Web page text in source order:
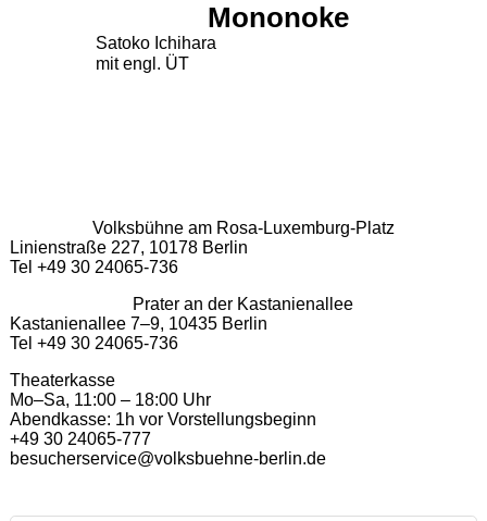
Mononoke
Satoko Ichihara
mit engl. ÜT
Volksbühne am Rosa-Luxemburg-Platz
Linienstraße 227, 10178 Berlin
Tel +49 30 24065-736
Prater an der Kastanienallee
Kastanienallee 7–9, 10435 Berlin
Tel +49 30 24065-736
Theaterkasse
Mo–Sa, 11:00 – 18:00 Uhr
Abendkasse: 1h vor Vorstellungsbeginn
+49 30 24065-777
besucherservice@volksbuehne-berlin.de